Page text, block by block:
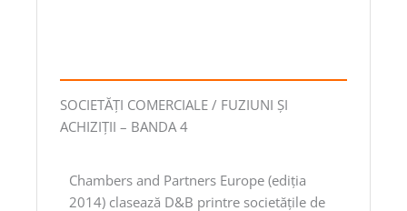
SOCIETĂŢI COMERCIALE / FUZIUNI ŞI
ACHIZIŢII – BANDA 4
Chambers and Partners Europe (ediţia
2014) clasează D&B printre societăţile de